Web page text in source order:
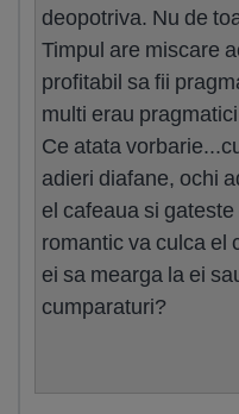
deopotriva. Nu de
Timpul are miscare
profitabil sa fii
multi erau
Ce atata
adieri diafane, ochi
el cafeaua si
romantic va culca el
ei sa mearga la ei
cumparaturi?